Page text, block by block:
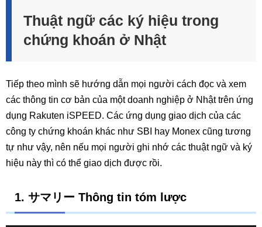
Thuật ngữ các ký hiệu trong
chứng khoán ở Nhật
Tiếp theo mình sẽ hướng dẫn mọi người cách đọc và xem
các thông tin cơ bản của một doanh nghiệp ở Nhật trên ứng
dụng Rakuten iSPEED. Các ứng dụng giao dịch của các
công ty chứng khoán khác như SBI hay Monex cũng tương
tự như vậy, nên nếu mọi người ghi nhớ các thuật ngữ và ký
hiệu này thì có thể giao dịch được rồi.
1. サマリー Thông tin tóm lược